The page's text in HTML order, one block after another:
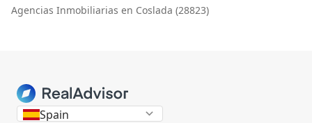
Agencias Inmobiliarias en Coslada (28823)
Spain